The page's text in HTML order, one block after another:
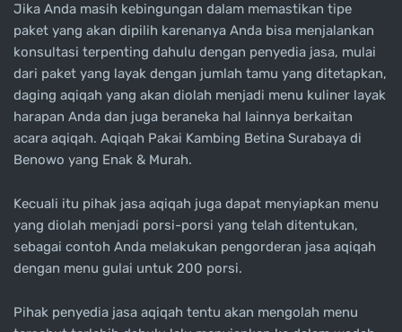
Jika Anda masih kebingungan dalam memastikan tipe
paket yang akan dipilih karenanya Anda bisa menjalankan
konsultasi terpenting dahulu dengan penyedia jasa, mulai
dari paket yang layak dengan jumlah tamu yang ditetapkan,
daging aqiqah yang akan diolah menjadi menu kuliner layak
harapan Anda dan juga beraneka hal lainnya berkaitan
acara aqiqah. Aqiqah Pakai Kambing Betina Surabaya di
Benowo yang Enak & Murah.
Kecuali itu pihak jasa aqiqah juga dapat menyiapkan menu
yang diolah menjadi porsi-porsi yang telah ditentukan,
sebagai contoh Anda melakukan pengorderan jasa aqiqah
dengan menu gulai untuk 200 porsi.
Pihak penyedia jasa aqiqah tentu akan mengolah menu